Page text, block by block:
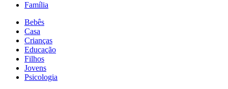
Família
Bebês
Casa
Crianças
Educação
Filhos
Jovens
Psicologia